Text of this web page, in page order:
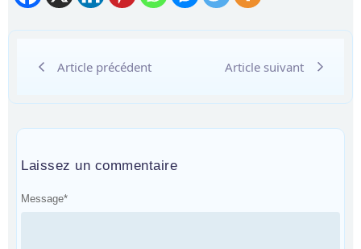
Article précédent Article suivant
Laissez un commentaire
Message*